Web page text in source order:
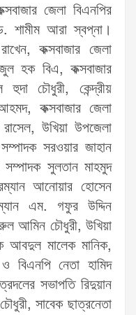
জেলা বিএনপির
শামীম আরা স্বপ্না।
কক্সবাজার জেলা
হক বিএ, কক্সবাজার
চৌধুরী, কেন্দ্রীয়
কক্সবাজার জেলা
উখিয়া উপজেলা
সম্পাদক সরওয়ার জাহান
সম্পাদক সুলতান মাহমুদ
আনোয়ার হোসেন
এম. গফুর উদ্দিন
আমিন চৌধুরী, উখিয়া
আবদুল মালেক মানিক,
বিএনপি নেতা হামিদ
সভাপতি রিদুয়ান
সাবেক ছাত্রনেতা